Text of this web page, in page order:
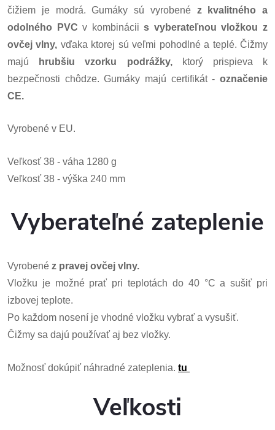
čižiem je modrá. Gumáky sú vyrobenéz kvalitného a
odolného PVC v kombinácii s vyberateľnou vložkou z
ovčej vlny, vďaka ktorej sú veľmi pohodlné a teplé. Čižmy
majú
hrubšiu vzorku podrážky,ktorý prispieva k
bezpečnosti chôdze. Gumáky majú certifikát - označenie
CE.
Vyrobené v EU.
Veľkosť 38 - váha 1280 g
Veľkosť 38 - výška 240 mm
Vyberateľné zateplenie
Vyrobené z pravej ovčej vlny.
Vložku je možné prať pri teplotách do 40 °C a sušiť pri
izbovej teplote.
Po každom nosení je vhodné vložku vybrať a vysušiť.
Čižmy sa dajú používať aj bez vložky.
Možnosť dokúpiť náhradné zateplenia. tu
Veľkosti